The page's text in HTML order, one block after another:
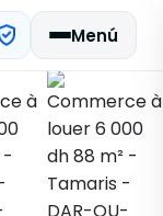
Menú
Guardar